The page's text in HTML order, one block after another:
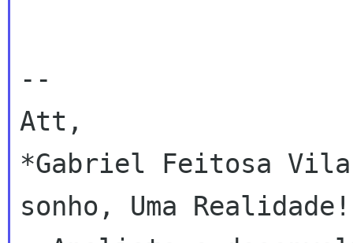
--
Att,
*Gabriel Feitosa
sonho, Uma Realidade!